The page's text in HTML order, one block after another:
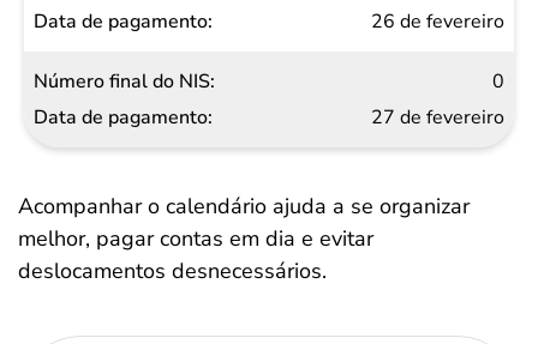
26 de fevereiro
0
27 de fevereiro
Acompanhar o calendário ajuda a se organizar
melhor, pagar contas em dia e evitar
deslocamentos desnecessários.